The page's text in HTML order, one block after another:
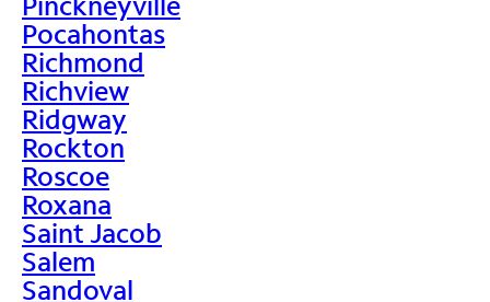
Pocahontas
Richmond
Richview
Ridgway
Rockton
Roscoe
Roxana
Saint Jacob
Salem
Sandoval